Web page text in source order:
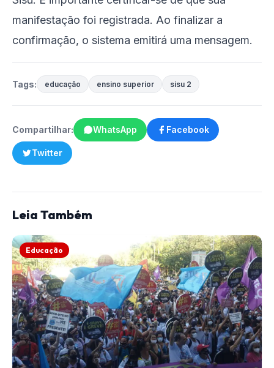
manifestação foi registrada. Ao finalizar a
confirmação, o sistema emitirá uma mensagem.
Tags: educação ensino superior sisu 2
Compartilhar: WhatsApp Facebook
Twitter
Leia Também
Educação